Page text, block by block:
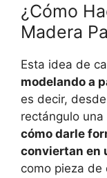
¿Cómo
Madera
Esta idea de
modelando a
es decir,
rectángulo
cómo darle
conviertan en
como pieza de